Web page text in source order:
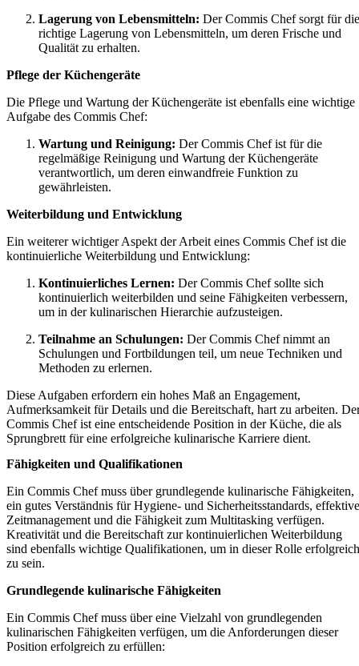
Lagerung von Lebensmitteln: Der Commis Chef sorgt für die
richtige Lagerung von Lebensmitteln, um deren Frische und
Qualität zu erhalten.
Pflege der Küchengeräte
Die Pflege und Wartung der Küchengeräte ist ebenfalls eine wichtige
Aufgabe des Commis Chef:
Wartung und Reinigung: Der Commis Chef ist für die
regelmäßige Reinigung und Wartung der Küchengeräte
verantwortlich, um deren einwandfreie Funktion zu
gewährleisten.
Weiterbildung und Entwicklung
Ein weiterer wichtiger Aspekt der Arbeit eines Commis Chef ist die
kontinuierliche Weiterbildung und Entwicklung:
Kontinuierliches Lernen: Der Commis Chef sollte sich
kontinuierlich weiterbilden und seine Fähigkeiten verbessern,
um in der kulinarischen Hierarchie aufzusteigen.
Teilnahme an Schulungen: Der Commis Chef nimmt an
Schulungen und Fortbildungen teil, um neue Techniken und
Methoden zu erlernen.
Diese Aufgaben erfordern ein hohes Maß an Engagement,
Aufmerksamkeit für Details und die Bereitschaft, hart zu arbeiten.
Commis Chef ist eine entscheidende Position in der Küche, die als
Sprungbrett für eine erfolgreiche kulinarische Karriere dient.
Fähigkeiten und Qualifikationen
Ein Commis Chef muss über grundlegende kulinarische Fähigkeiten,
ein gutes Verständnis für Hygiene- und Sicherheitsstandards,
Zeitmanagement und die Fähigkeit zum Multitasking verfügen.
Kreativität und die Bereitschaft zur kontinuierlichen Weiterbildung
sind ebenfalls wichtige Qualifikationen, um in dieser Rolle erfolgreich
zu sein.
Grundlegende kulinarische Fähigkeiten
Ein Commis Chef muss über eine Vielzahl von grundlegenden
kulinarischen Fähigkeiten verfügen, um die Anforderungen dieser
Position erfolgreich zu erfüllen: